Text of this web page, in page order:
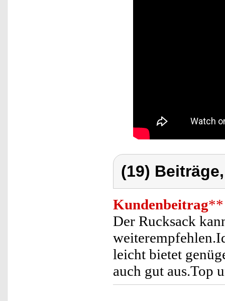
(19)
Kundenbeitrag**
Der Rucksack
leicht bietet
auch gut aus.Top